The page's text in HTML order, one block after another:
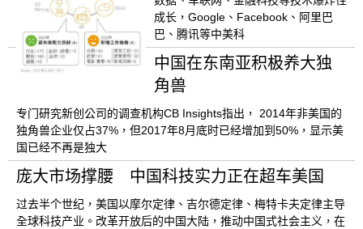
成长，Google、Facebook、阿里巴
巴、腾讯等中美科
中国在东南亚积极养大独
角兽
专门研究新创公司的调查机构CB Insights指出， 2014年非美国的
独角兽企业仅占37%，但2017年8月底时已经增加到50%，显示美
国已经不再是独大
庞大市场撑腰 中国科技实力正在超车美国
过去半个世纪，美国以摩尔定律、吉尔德定律、梅特卡夫定律主导
全球科技产业。改革开放后的中国大陆，推动中国式社会主义，在